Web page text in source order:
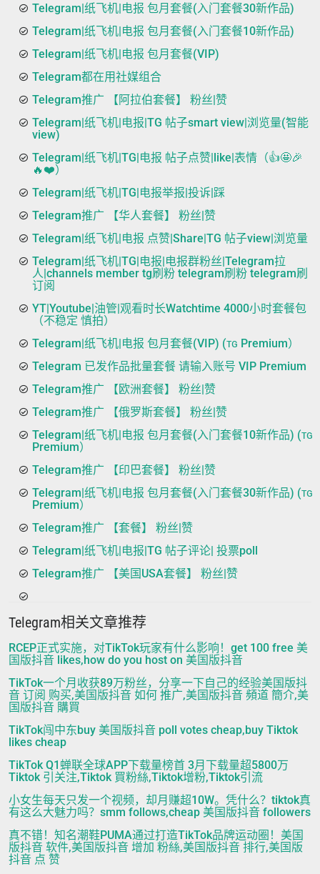
Telegram|纸飞机|电报 包月套餐(入门套餐30新作品)
Telegram|纸飞机|电报 包月套餐(入门套餐10新作品)
Telegram|纸飞机|电报 包月套餐(VIP)
Telegram都在用社媒组合
Telegram推广 【阿拉伯套餐】 粉丝|赞
Telegram|纸飞机|电报|TG 帖子smart view|浏览量(智能
view)
Telegram|纸飞机|TG|电报 帖子点赞|like|表情（👍🤩🎉
🔥❤️）
Telegram|纸飞机|TG|电报举报|投诉|踩
Telegram推广 【华人套餐】 粉丝|赞
Telegram|纸飞机|电报 点赞|Share|TG 帖子view|浏览量
Telegram|纸飞机|TG|电报|电报群粉丝|Telegram拉
人|channels member tg刷粉 telegram刷粉 telegram刷
订阅
YT|Youtube|油管|观看时长Watchtime 4000小时套餐包
（不稳定 慎拍）
Telegram|纸飞机|电报 包月套餐(VIP) (ᴛɢ Premium）
Telegram 已发作品批量套餐 请输入账号 VIP Premium
Telegram推广 【欧洲套餐】 粉丝|赞
Telegram推广 【俄罗斯套餐】 粉丝|赞
Telegram|纸飞机|电报 包月套餐(入门套餐10新作品) (ᴛɢ
Premium）
Telegram推广 【印巴套餐】 粉丝|赞
Telegram|纸飞机|电报 包月套餐(入门套餐30新作品) (ᴛɢ
Premium）
Telegram推广 【套餐】 粉丝|赞
Telegram|纸飞机|电报|TG 帖子评论| 投票poll
Telegram推广 【美国USA套餐】 粉丝|赞
Telegram相关文章推荐
RCEP正式实施，对TikTok玩家有什么影响！get 100 free 美
国版抖音 likes,how do you host on 美国版抖音
TikTok一个月收获89万粉丝，分享一下自己的经验美国版抖
音 订阅 购买,美国版抖音 如何 推广,美国版抖音 頻道 簡介,美
国版抖音 購買
TikTok闯中东buy 美国版抖音 poll votes cheap,buy Tiktok
likes cheap
TikTok Q1蝉联全球APP下载量榜首 3月下载量超5800万
Tiktok 引关注,Tiktok 買粉絲,Tiktok增粉,Tiktok引流
小女生每天只发一个视频，却月赚超10W。凭什么？tiktok真
有这么大魅力吗？smm follows,cheap 美国版抖音 followers
真不错！知名潮鞋PUMA通过打造TikTok品牌运动圈！美国
版抖音 软件,美国版抖音 增加 粉絲,美国版抖音 排行,美国版
抖音 点 赞